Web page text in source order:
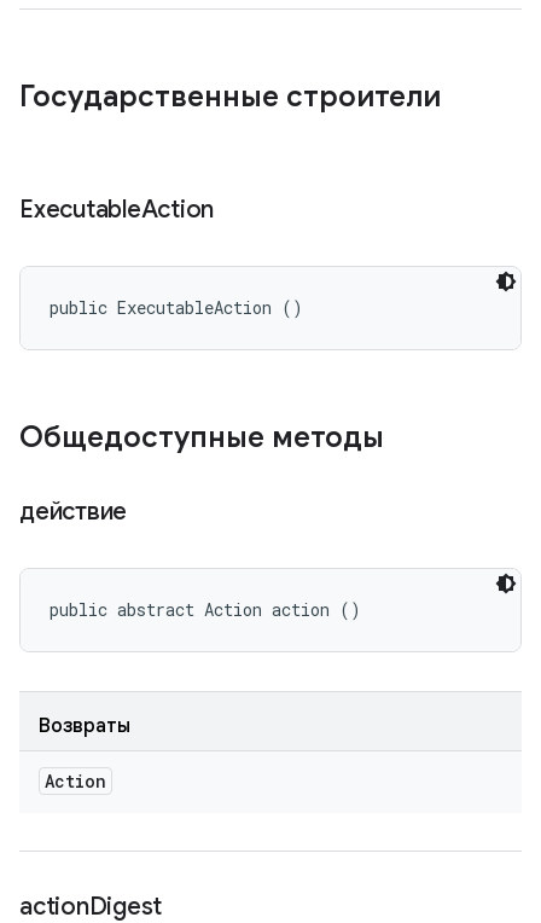
Государственные строители
ExecutableAction
public ExecutableAction ()
Общедоступные методы
действие
public abstract Action action ()
Возвраты
Action
actionDigest